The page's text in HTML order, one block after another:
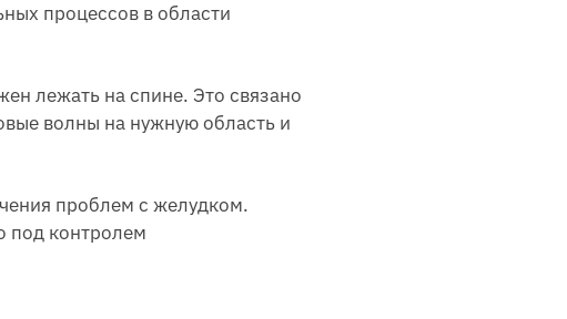
процессов в области
лежать на спине. Это связано
волны на нужную область и
проблем с желудком.
под контролем